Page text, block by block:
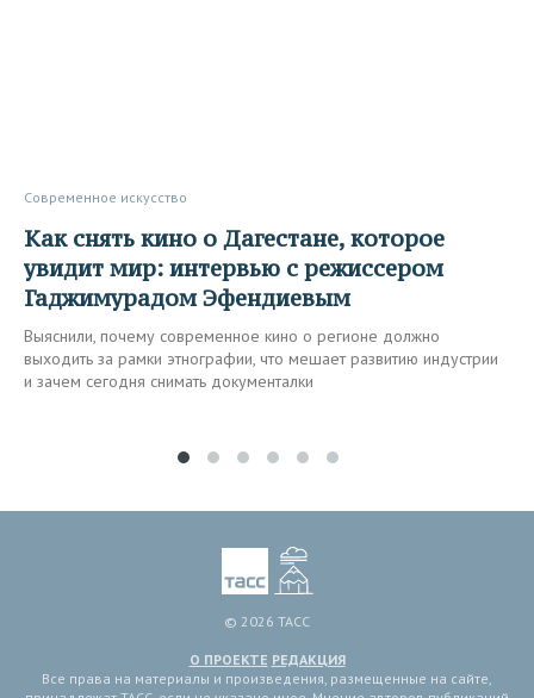
Современное искусство
Как снять кино о Дагестане, которое
увидит мир: интервью с режиссером
Гаджимурадом Эфендиевым
Выяснили, почему современное кино о регионе должно
выходить за рамки этнографии, что мешает развитию индустрии
и зачем сегодня снимать документалки
© 2026 ТАСС
О ПРОЕКТЕ РЕДАКЦИЯ
Все права на материалы и произведения, размещенные на сайте,